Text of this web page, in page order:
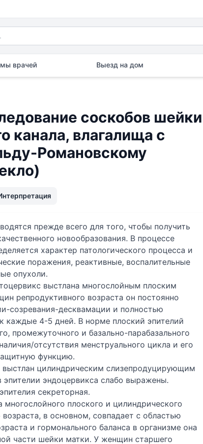
врачей Выезд на дом
соскобов шейки
канала, влагалища с
Романовскому
прежде всего для того, чтобы получить
новообразования. В процессе
характер патологического процесса и
поражения, реактивные, воспалительные
опухоли.
выстлана многослойным плоским
репродуктивного возраста он постоянно
созревания-десквамации и полностью
каждые 4-5 дней. В норме плоский эпителий
промежуточного и базально-парабазального
отсутствия менструального цикла и его
функцию.
цилиндрическим слизепродуцирующим
эндоцервикса слабо выражены.
секреторная.
плоского и цилиндрического
в основном, совпадает с областью
и гормонального баланса в организме она
части шейки матки. У женщин старшего